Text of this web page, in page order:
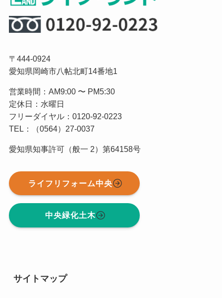
〒444-0924
愛知県岡崎市八帖北町14番地1
営業時間：AM9:00 〜 PM5:30
定休日：水曜日
フリーダイヤル：0120-92-0223
TEL：（0564）27-0037
愛知県知事許可（般一 2）第64158号
ライフリフォーム中央
中央緑化土木
サイトマップ